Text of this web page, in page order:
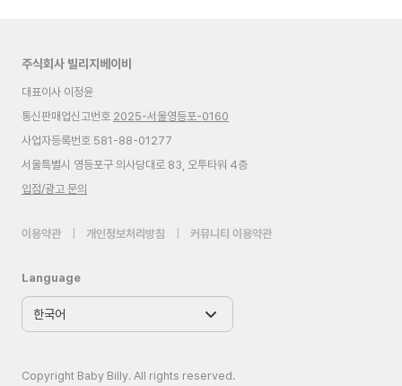
주식회사 빌리지베이비
대표이사 이정윤
통신판매업신고번호 2025-서울영등포-0160
사업자등록번호 581-88-01277
서울특별시 영등포구 의사당대로 83, 오투타워 4층
입점/광고 문의
이용약관 개인정보처리방침 커뮤니티 이용약관
Language
Copyright Baby Billy. All rights reserved.